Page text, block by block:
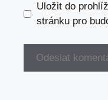
Uložit do
stránku pro